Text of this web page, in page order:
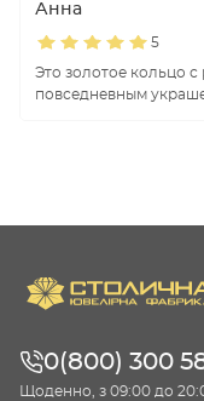
Анна
5
Это золотое кольцо
повседневным
0(800) 300
Щоденно, з 09:00 до